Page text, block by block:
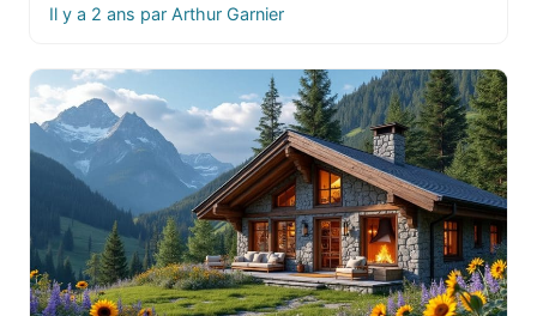
Il y a 2 ans par Arthur Garnier